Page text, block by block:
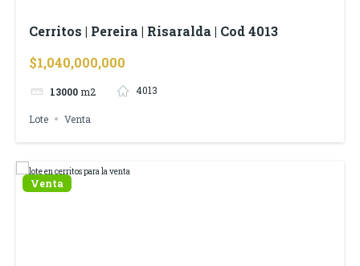
Cerritos | Pereira | Risaralda | Cod 4013
$1,040,000,000
13000 m2 4013
Lote Venta
Venta